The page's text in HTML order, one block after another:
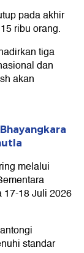
pada akhir
ribu orang.
tiga
dan
akan
melalui
17-18 Juli 2026
standar